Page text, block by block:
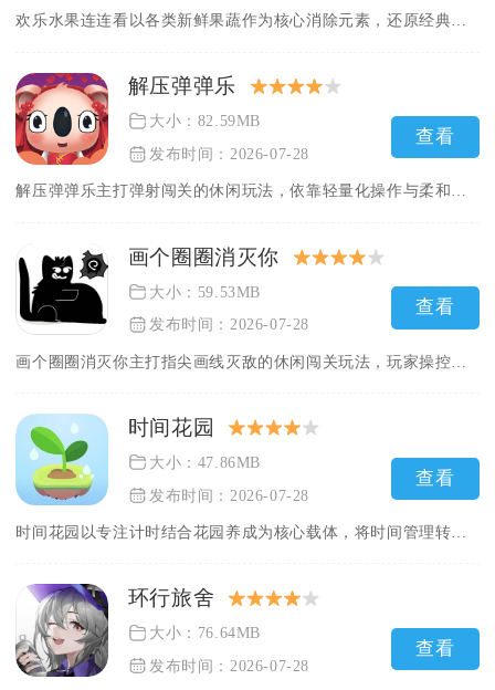
欢乐水果连连看以各类新鲜果蔬作为核心消除元素，还原经典连连看...
解压弹弹乐
大小：82.59MB
发布时间：2026-07-28
查看
解压弹弹乐主打弹射闯关的休闲玩法，依靠轻量化操作与柔和卡通画...
画个圈圈消灭你
大小：59.53MB
发布时间：2026-07-28
查看
时间花园
大小：47.86MB
发布时间：2026-07-28
查看
环行旅舍
大小：76.64MB
发布时间：2026-07-28
查看